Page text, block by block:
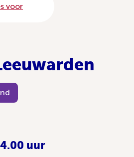
voor
uur